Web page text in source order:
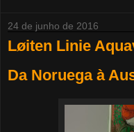
24 de junho de 2016
Løiten Linie
Da Noruega à